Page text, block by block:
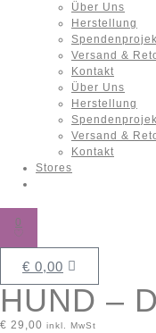
Über Uns
Herstellung
Versand &
Kontakt
Über Uns
Herstellung
Versand &
Kontakt
Stores
0
€ 0,00
HUND –
€ 29,00 inkl. MwSt